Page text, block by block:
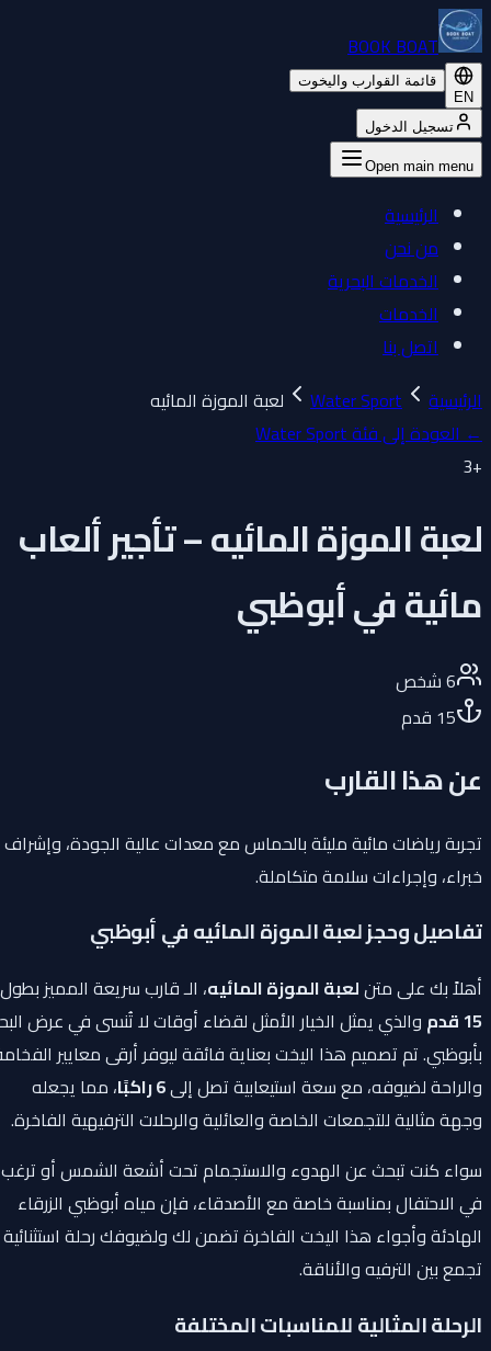
BOOK BOAT
EN
قائمة القوارب واليخوت
تسجيل الدخول
Open main menu
الرئيسية
من نحن
الخدمات البحرية
الخدمات
اتصل بنا
الرئيسية
Water Sport
لعبة الموزة المائيه
←العودة إلى فئة Water Sport
3
لعبة الموزة المائيه – تأجير ألعاب
مائية في أبوظبي
6 شخص
15قدم
عن هذا القارب
تجربة رياضات مائية مليئة بالحماس مع معدات عالية الجودة، وإشراف
خبراء، وإجراءات سلامة متكاملة.
تفاصيل وحجز لعبة الموزة المائيه في أبوظبي
أهلاً بك على متنلعبة الموزة المائيه، الـ قارب سريعة المميز بطول
15 قدم
والذي يمثل الخيار الأمثل لقضاء أوقات لا تُنسى في عرض البحر
بأبوظبي. تم تصميم هذا اليخت بعناية فائقة ليوفر أرقى معايير الفخامة
والراحة لضيوفه، مع سعة استيعابية تصل إلى6 راكبًا
، مما يجعله
وجهة مثالية للتجمعات الخاصة والعائلية والرحلات الترفيهية الفاخرة.
سواء كنت تبحث عن الهدوء والاستجمام تحت أشعة الشمس أو ترغب
في الاحتفال بمناسبة خاصة مع الأصدقاء، فإن مياه أبوظبي الزرقاء
الهادئة وأجواء هذا اليخت الفاخرة تضمن لك ولضيوفك رحلة استثنائية
تجمع بين الترفيه والأناقة.
الرحلة المثالية للمناسبات المختلفة